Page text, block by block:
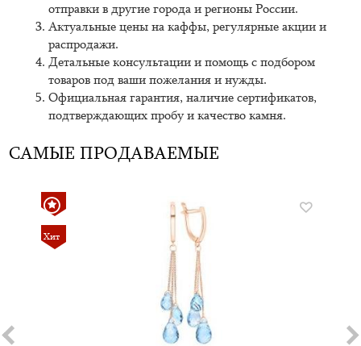
отправки в другие города и регионы России.
Актуальные цены на каффы, регулярные акции и
распродажи.
Детальные консультации и помощь с подбором
товаров под ваши пожелания и нужды.
Официальная гарантия, наличие сертификатов,
подтверждающих пробу и качество камня.
САМЫЕ ПРОДАВАЕМЫЕ
Хит